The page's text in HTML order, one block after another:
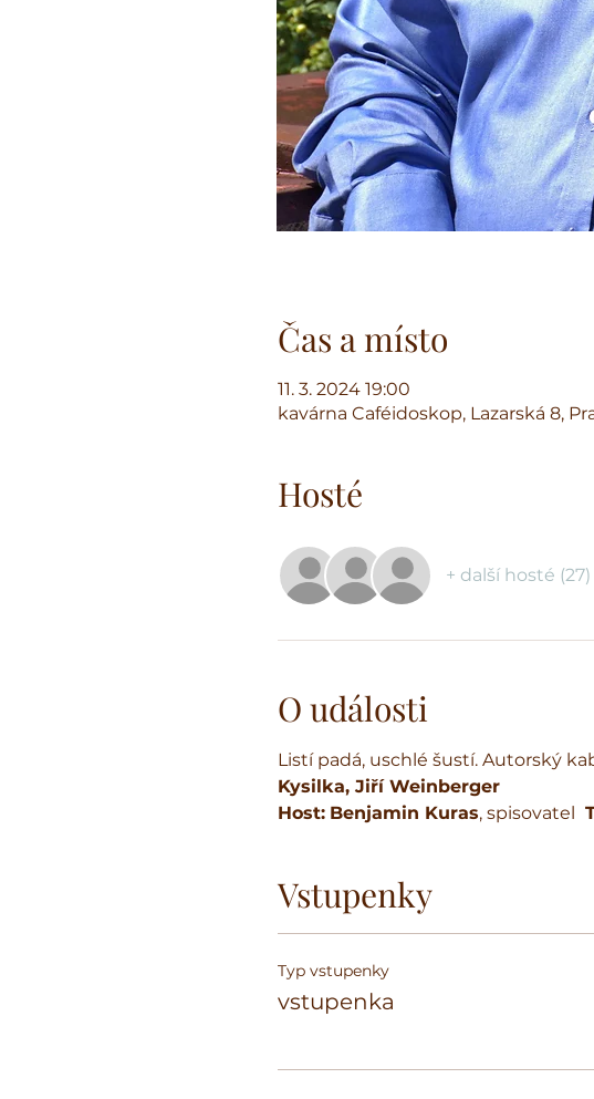
Čas a místo
11. 3. 2024 19:00
kavárna Caféidoskop, Lazarská 8,
Hosté
+ další hosté (27)
O události
Listí padá, uschlé šustí. Autorský
Kysilka, Jiří Weinberger
Host: Benjamin Kuras, spisovatel
Vstupenky
Typ vstupenky
vstupenka